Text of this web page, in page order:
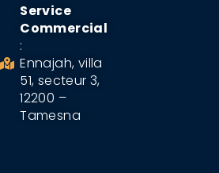
Service
Commercial
:
Ennajah, villa
51, secteur 3,
12200 –
Tamesna